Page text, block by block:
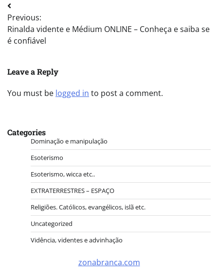
Post
navigation
Previous:
Rinalda vidente e Médium ONLINE – Conheça e saiba se
é confiável
Leave a Reply
You must be logged in to post a comment.
Categories
Dominação e manipulação
Esoterismo
Esoterismo, wicca etc..
EXTRATERRESTRES – ESPAÇO
Religiões. Católicos, evangélicos, islã etc.
Uncategorized
Vidência, videntes e advinhação
zonabranca.com